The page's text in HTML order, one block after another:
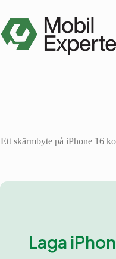
innehåll
Ett skärmbyte på iPhone 16
Laga